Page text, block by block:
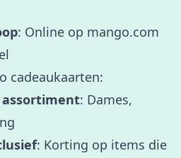
: Online op mango.com
cadeaukaarten:
: Dames,
: Korting op items die